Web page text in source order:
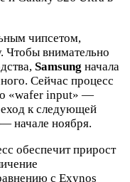
чипсетом,
Чтобы внимательно
Samsung начала
Сейчас процесс
«wafer input» —
к следующей
начале ноября.
обеспечит прирост
с Exynos